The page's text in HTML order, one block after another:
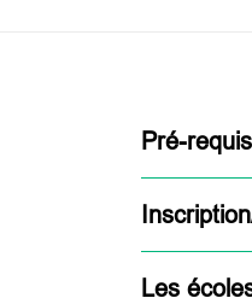
Pré-requis
Les